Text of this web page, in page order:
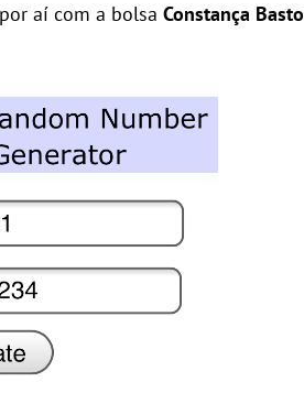
aí com a bolsa Constança Basto